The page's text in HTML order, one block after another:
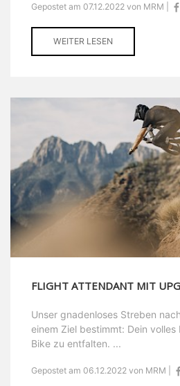
Gepostet am 07.12.2022 von MRM |
WEITER LESEN
FLIGHT ATTENDANT MIT
Unser gnadenloses Streben
einem Ziel bestimmt: Dein volles
Bike zu entfalten. ...
Gepostet am 06.12.2022 von MRM |